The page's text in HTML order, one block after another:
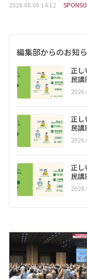
2026.08.06 14:12
編集部からのお知
正し
民講
正し
民講
正し
民講